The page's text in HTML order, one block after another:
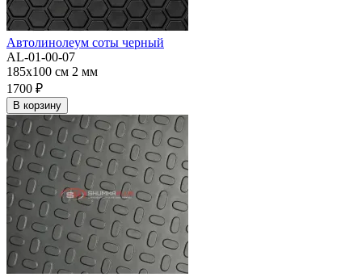
Автолинолеум соты черный
AL-01-00-07
185x100 см 2 мм
1700 ₽
В корзину